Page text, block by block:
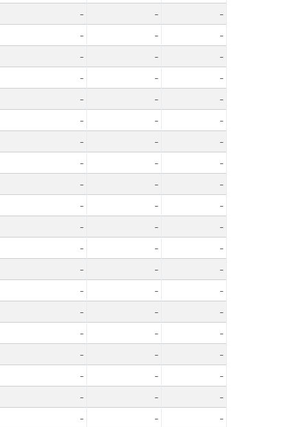
- -
-
- -
-
- -
-
- -
-
- -
-
- -
-
- -
-
- -
-
- -
-
- -
-
- -
-
- -
-
- -
-
- -
-
- -
-
- -
-
- -
-
- -
-
- -
-
- -
-